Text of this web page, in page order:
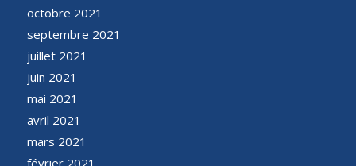
octobre 2021
septembre 2021
juillet 2021
juin 2021
mai 2021
avril 2021
mars 2021
février 2021